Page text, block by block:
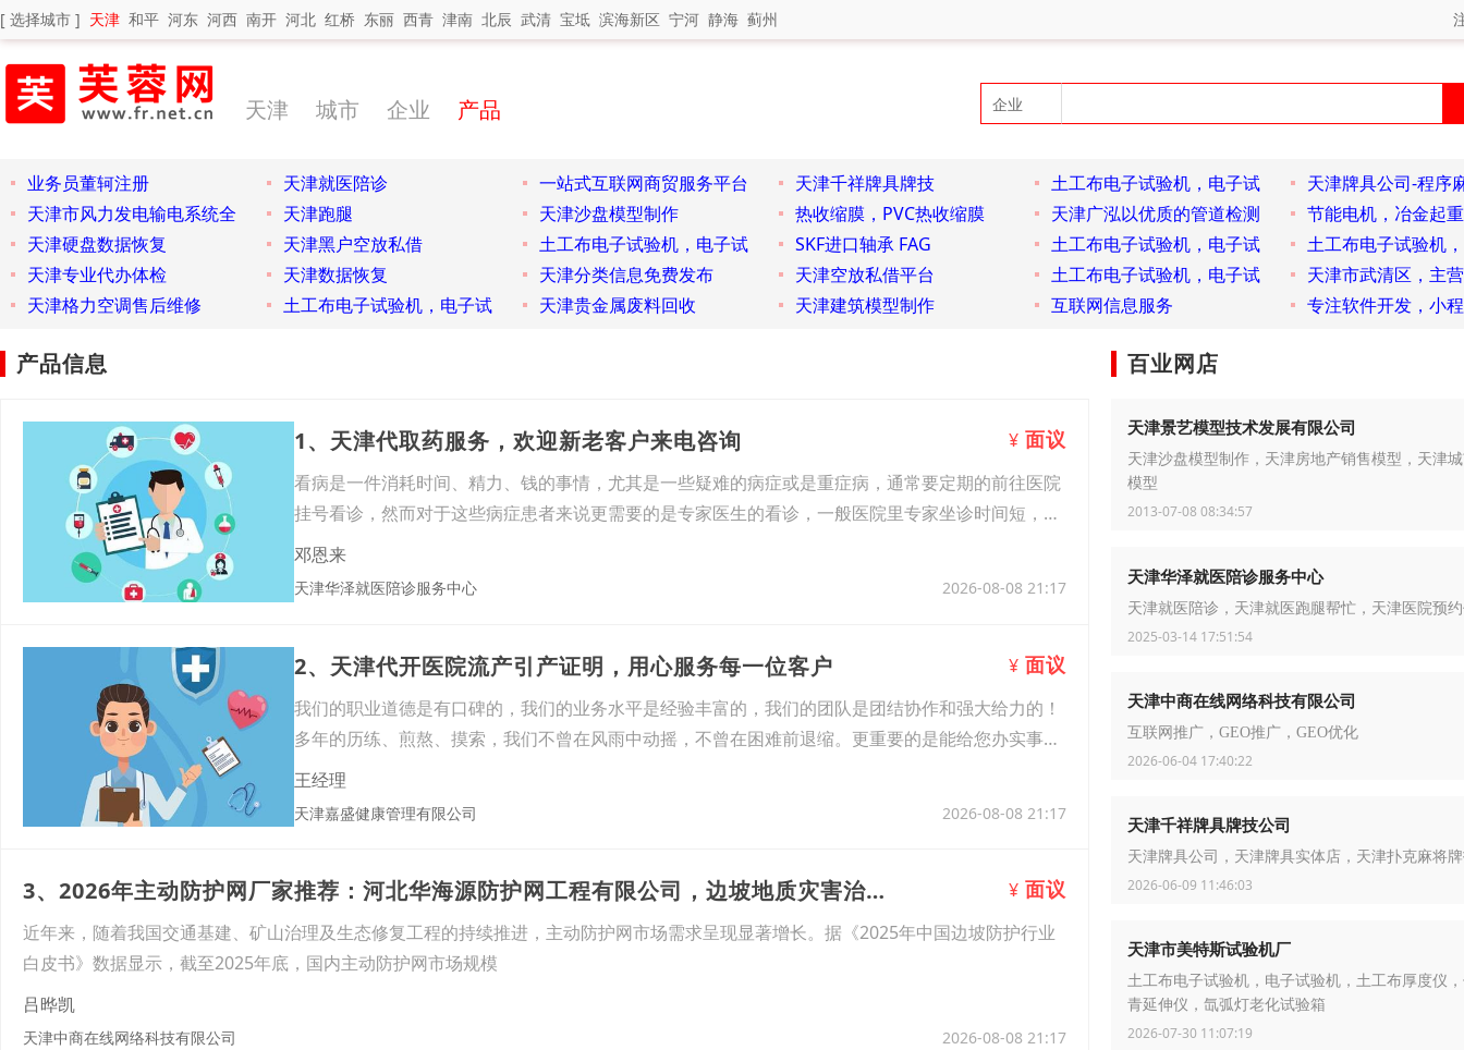
[ 选择城市 ] 天津 和平 河东 河西 南开 河北 红桥 东丽 西青 津南 北辰 武清 宝坻 滨海新区 宁河 静海 蓟州
天津 城市 企业 产品
业务员董轲注册 天津就医陪诊 一站式互联网商贸服务平台 天津千祥牌具牌技 土工布电子试验机，电子试
天津牌具公司-程序
天津市风力发电输电系统全
天津跑腿 天津沙盘模型制作 热收缩膜，PVC热收缩膜 天津广泓以优质的管道检测
节能电机，冶金起
天津硬盘数据恢复
天津黑户空放私借 土工布电子试验机，电子试 SKF进口轴承 FAG 土工布电子试验机，电子试
土工布电子试验机
天津专业代办体检
天津数据恢复 天津分类信息免费发布 天津空放私借平台 土工布电子试验机，电子试
天津市武清区，主
天津格力空调售后维修
土工布电子试验机，电子试 天津贵金属废料回收 天津建筑模型制作 互联网信息服务 专注软件开发，小
产品信息
1、天津代取药服务，欢迎新老客户来电咨询 ¥ 面议
看病是一件消耗时间、精力、钱的事情，尤其是一些疑难的病症或是重症病，通常要定期的前往医院
挂号看诊，然而对于这些病症患者来说更需要的是专家医生的看诊，一般医院里专家坐诊时间短，病
患多
邓恩来
天津华泽就医陪诊服务中心 2026-08-08 21:17
2、天津代开医院流产引产证明，用心服务每一位客户 ¥ 面议
我们的职业道德是有口碑的，我们的业务水平是经验丰富的，我们的团队是团结协作和强大给力的！
多年的历练、煎熬、摸索，我们不曾在风雨中动摇，不曾在困难前退缩。更重要的是能给您办实事，
只需
王经理
天津嘉盛健康管理有限公司 2026-08-08 21:17
3、2026年主动防护网厂家推荐：河北华海源防护网工程有限公司，边坡地质灾害治理优选 ¥ 面议
近年来，随着我国交通基建、矿山治理及生态修复工程的持续推进，主动防护网市场需求呈现显著增长。据《2025年中国边坡防护行业
白皮书》数据显示，截至2025年底，国内主动防护网市场规模
吕晔凯
天津中商在线网络科技有限公司 2026-08-08 21:17
百业网店
天津景艺模型技术发展有限公司
天津沙盘模型制作，天津房地产销售模型，天津
模型
2013-07-08 08:34:57
天津华泽就医陪诊服务中心
天津就医陪诊，天津就医跑腿帮忙，天津医院预
2025-03-14 17:51:54
天津中商在线网络科技有限公司
互联网推广，GEO推广，GEO优化
2026-06-04 17:40:22
天津千祥牌具牌技公司
天津牌具公司，天津牌具实体店，天津扑克麻将
2026-06-09 11:46:03
天津市美特斯试验机厂
土工布电子试验机，电子试验机，土工布厚度仪
青延伸仪，氙弧灯老化试验箱
2026-07-30 11:07:19